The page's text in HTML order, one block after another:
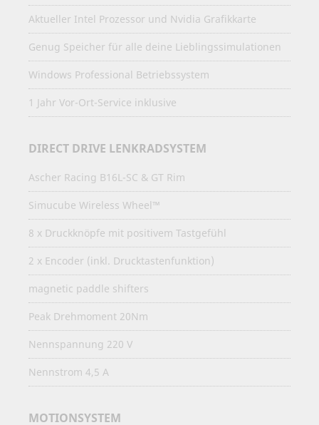
Aktueller Intel Prozessor und Nvidia Grafikkarte
Genug Speicher für alle deine Lieblingssimulationen
Windows Professional Betriebssystem
1 Jahr Vor-Ort-Service inklusive
DIRECT DRIVE LENKRADSYSTEM
Ascher Racing B16L-SC & GT Rim
Simucube Wireless Wheel™
8 x Druckknöpfe mit positivem Tastgefühl
2 x Encoder (inkl. Drucktastenfunktion)
magnetic paddle shifters
Peak Drehmoment 20Nm
Nennspannung 220 V
Nennstrom 4,5 A
MOTIONSYSTEM